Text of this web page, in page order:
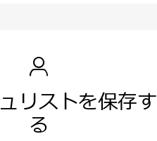
リストを保存す
る